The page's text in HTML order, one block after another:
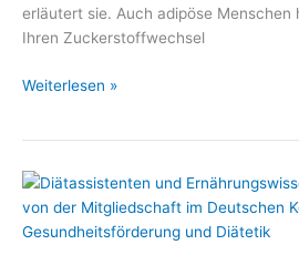
erläutert sie. Auch adipöse Menschen
Ihren Zuckerstoffwechsel
Diabetes:
Zuckerhaushalt
zu
regulieren
Weiterlesen »